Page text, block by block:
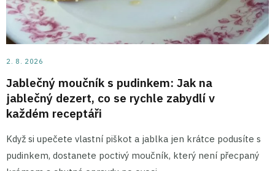
2. 8. 2026
Jablečný moučník s pudinkem: Jak na
jablečný dezert, co se rychle zabydlí v
každém receptáři
Když si upečete vlastní piškot a jablka jen krátce podusíte s
pudinkem, dostanete poctivý moučník, který není přecpaný